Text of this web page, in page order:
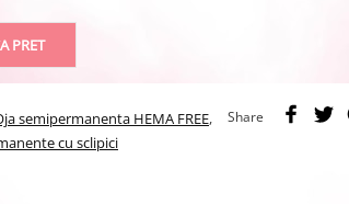
PRET
Share
semipermanenta HEMA FREE,
cu sclipici